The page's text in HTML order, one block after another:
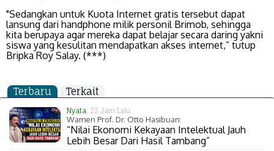
"Sedangkan untuk Kuota Internet gratis tersebut dapat
lansung dari handphone milik personil Brimob, sehingga
kita berupaya agar mereka dapat belajar secara daring yakni
siswa yang kesulitan mendapatkan akses internet,” tutup
Bripka Roy Salay. (***)
Terbaru Terkait
Nyata , 22 Jam Lalu
Wamen Prof. Dr. Otto Hasibuan:
“Nilai Ekonomi Kekayaan Intelektual Jauh
Lebih Besar Dari Hasil Tambang”